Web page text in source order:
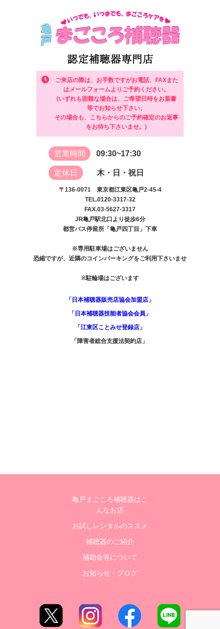
ご来店の際は、お手数ですがお電話、FAXまた
はメールフォームよりご予約ください。
(いずれも困難な場合は、ご希望日時をお葉書
等でお知らせ下さい。
その場合も、こちらからのご予約確定のお返事
をお待ち下さいませ。)
営業時間 09:30~17:30
定休日 木・日・祝日
〒136-0071 東京都江東区亀戸2-45-4
TEL.0120-3317-32
FAX.03-5627-3317
JR亀戸駅北口より徒歩6分
都営バス停留所「亀戸四丁目」下車
※専用駐車場はございません
恐縮ですが、近隣のコインパーキングをご利用下さいませ
※駐輪場はございます
「日本補聴器販売店協会加盟店」
「日本補聴器技能者協会会員」
「江東区ことみせ登録店」
「障害者総合支援法契約店」
亀戸まごころ補聴器はこ
んなお店
お試しレンタルのススメ
補聴器のご紹介
補助金等について
お知らせ・ブログ